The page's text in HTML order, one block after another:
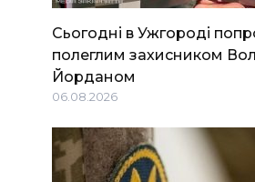
Сьогодні в Ужгороді
полеглим захисником
Йорданом
06.08.2026